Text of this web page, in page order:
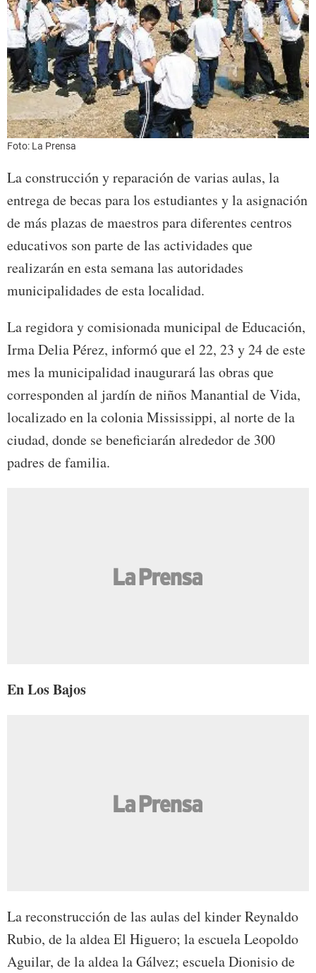
Foto: La Prensa
La construcción y reparación de varias aulas, la
entrega de becas para los estudiantes y la asignación
de más plazas de maestros para diferentes centros
educativos son parte de las actividades que
realizarán en esta semana las autoridades
municipalidades de esta localidad.
La regidora y comisionada municipal de Educación,
Irma Delia Pérez, informó que el 22, 23 y 24 de este
mes la municipalidad inaugurará las obras que
corresponden al jardín de niños Manantial de Vida,
localizado en la colonia Mississippi, al norte de la
ciudad, donde se beneficiarán alrededor de 300
padres de familia.
En Los Bajos
La reconstrucción de las aulas del kinder Reynaldo
Rubio, de la aldea El Higuero; la escuela Leopoldo
Aguilar, de la aldea la Gálvez; escuela Dionisio de